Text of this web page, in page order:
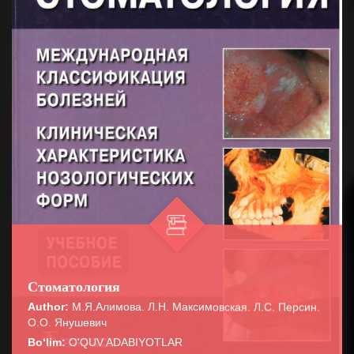
Стоматология
Author: М.Я.Алимова. Л.Н. Максимовская. Л.С. Персин.
О.О. Янушевич
Bo‘lim: O'QUV ADABIYOTLAR